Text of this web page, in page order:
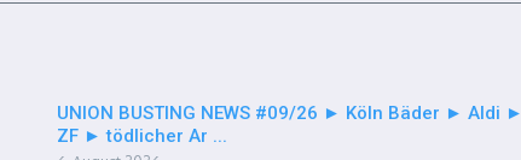
UNION BUSTING NEWS #09/26 ► Köln Bäder ► Aldi ►
ZF ► tödlicher Ar ...